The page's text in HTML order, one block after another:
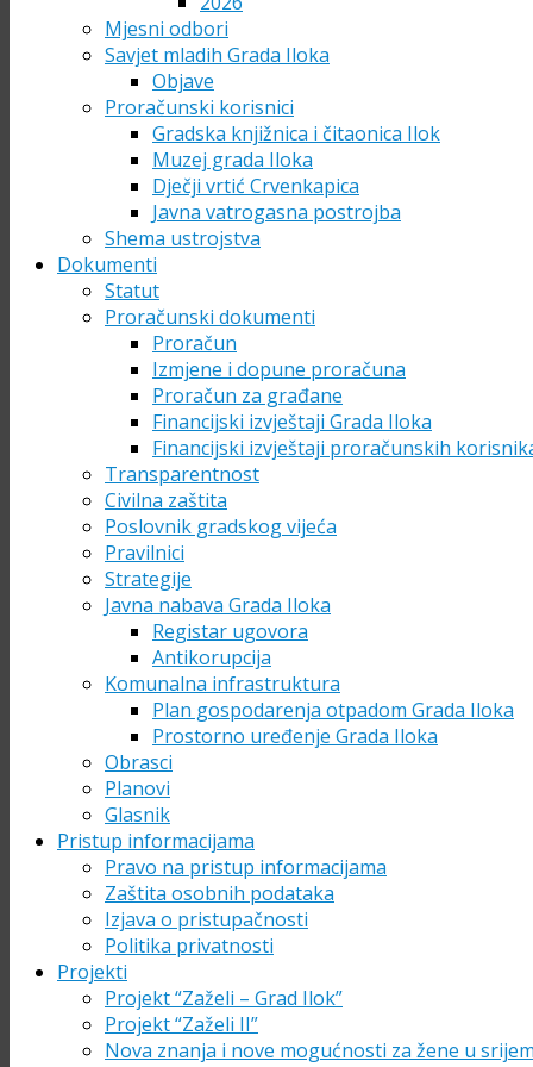
Mjesni odbori
Savjet mladih Grada Iloka
Objave
Proračunski korisnici
Gradska knjižnica i čitaonica Ilok
Muzej grada Iloka
Dječji vrtić Crvenkapica
Javna vatrogasna postrojba
Shema ustrojstva
Dokumenti
Statut
Proračunski dokumenti
Proračun
Izmjene i dopune proračuna
Proračun za građane
Financijski izvještaji Grada Iloka
Financijski izvještaji proračunskih
Transparentnost
Civilna zaštita
Poslovnik gradskog vijeća
Pravilnici
Strategije
Javna nabava Grada Iloka
Registar ugovora
Antikorupcija
Komunalna infrastruktura
Plan gospodarenja otpadom Grada Iloka
Prostorno uređenje Grada Iloka
Obrasci
Planovi
Glasnik
Pristup informacijama
Pravo na pristup informacijama
Zaštita osobnih podataka
Izjava o pristupačnosti
Politika privatnosti
Projekti
Projekt “Zaželi – Grad Ilok”
Projekt “Zaželi II”
Nova znanja i nove mogućnosti za žene u